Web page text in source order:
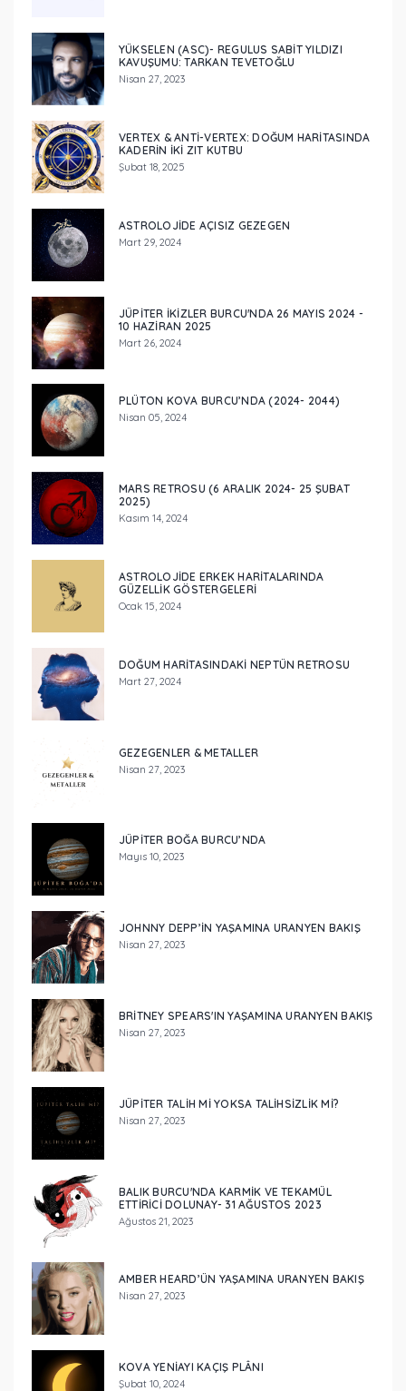
YÜKSELEN (ASC)- REGULUS SABİT YILDIZI
KAVUŞUMU: TARKAN TEVETOĞLU
Nisan 27, 2023
VERTEX & ANTI-VERTEX: DOĞUM HARITASINDA
KADERIN İKI ZIT KUTBU
Şubat 18, 2025
ASTROLOJIDE AÇISIZ GEZEGEN
Mart 29, 2024
JÜPITER İKIZLER BURCU'NDA 26 MAYIS 2024 -
10 HAZIRAN 2025
Mart 26, 2024
PLÜTON KOVA BURCU’NDA (2024- 2044)
Nisan 05, 2024
MARS RETROSU (6 ARALIK 2024- 25 ŞUBAT
2025)
Kasım 14, 2024
ASTROLOJIDE ERKEK HARITALARINDA
GÜZELLIK GÖSTERGELERI
Ocak 15, 2024
DOĞUM HARITASINDAKI NEPTÜN RETROSU
Mart 27, 2024
GEZEGENLER & METALLER
Nisan 27, 2023
JÜPİTER BOĞA BURCU’NDA
Mayıs 10, 2023
JOHNNY DEPP’IN YAŞAMINA URANYEN BAKIŞ
Nisan 27, 2023
BRİTNEY SPEARS'IN YAŞAMINA URANYEN BAKIŞ
Nisan 27, 2023
JÜPİTER TALİH Mİ YOKSA TALİHSİZLİK Mİ?
Nisan 27, 2023
BALIK BURCU'NDA KARMİK VE TEKAMÜL
ETTİRİCİ DOLUNAY- 31 AĞUSTOS 2023
Ağustos 21, 2023
AMBER HEARD’ÜN YAŞAMINA URANYEN BAKIŞ
Nisan 27, 2023
KOVA YENİAYI KAÇIŞ PLÂNI
Şubat 10, 2024